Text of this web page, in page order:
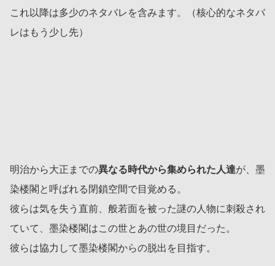
これ以降は多少のネタバレを含みます。（核心的なネタバ
レはもう少し先）
明治から大正までの異なる時代から集められた人達が、墨
染楼閣と呼ばれる閉鎖空間で目覚める。
彼らは気を失う直前、般若面を被った謎の人物に刺殺され
ていて、墨染楼閣はこの世とあの世の境目だった。
彼らは協力して墨染楼閣からの脱出を目指す。